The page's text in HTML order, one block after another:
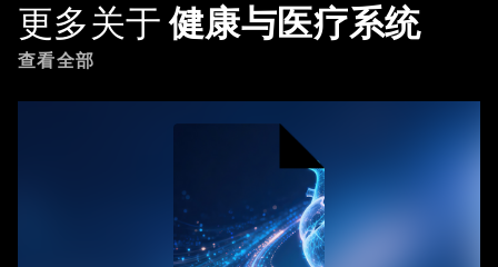
更多关于 健康与医疗系统
查看全部